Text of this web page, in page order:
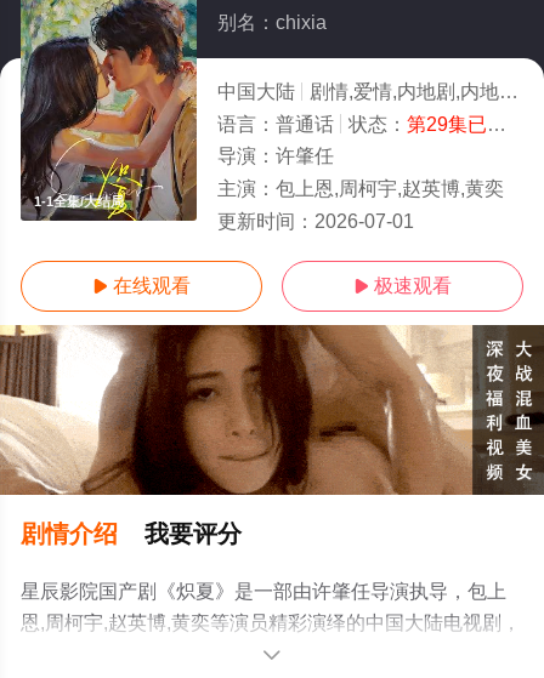
1-1全集/大结局
别名：chixia
中国大陆 剧情,爱情,内地剧,内地
语言： 普通话 状态： 第29集已完结
导演： 许肇任
主演： 包上恩,周柯宇,赵英博,黄奕
更新时间： 2026-07-01
 在线观看  极速观看
剧情介绍 我要评分
星辰影院国产剧《炽夏》是一部由许肇任导演执导，包上
恩,周柯宇,赵英博,黄奕等演员精彩演绎的中国大陆电视剧，
大结局剧情已揭晓（1-1全集），手机免费观看高清无删减
